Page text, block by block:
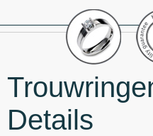
Details